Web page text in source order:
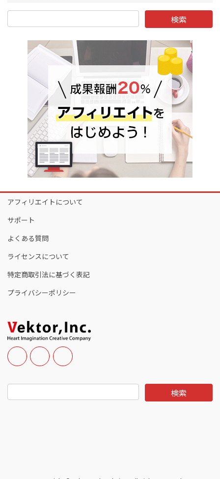
アフィリエイトについて
サポート
よくある質問
ライセンスについて
特定商取引法に基づく表記
プライバシーポリシー